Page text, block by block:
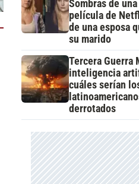
Sombras de
película de
de una esposa
su marido
Tercera Guerra
inteligencia
cuáles serían
derrotados